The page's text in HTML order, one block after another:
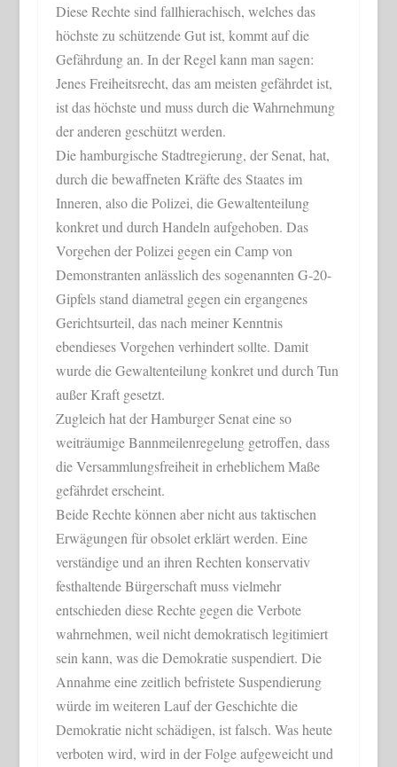
Diese Rechte sind fallhierachisch, welches das
höchste zu schützende Gut ist, kommt auf die
Gefährdung an. In der Regel kann man sagen:
Jenes Freiheitsrecht, das am meisten gefährdet ist,
ist das höchste und muss durch die Wahrnehmung
der anderen geschützt werden.
Die hamburgische Stadtregierung, der Senat, hat,
durch die bewaffneten Kräfte des Staates im
Inneren, also die Polizei, die Gewaltenteilung
konkret und durch Handeln aufgehoben. Das
Vorgehen der Polizei gegen ein Camp von
Demonstranten anlässlich des sogenannten G-20-
Gipfels stand diametral gegen ein ergangenes
Gerichtsurteil, das nach meiner Kenntnis
ebendieses Vorgehen verhindert sollte. Damit
wurde die Gewaltenteilung konkret und durch Tun
außer Kraft gesetzt.
Zugleich hat der Hamburger Senat eine so
weiträumige Bannmeilenregelung getroffen, dass
die Versammlungsfreiheit in erheblichem Maße
gefährdet erscheint.
Beide Rechte können aber nicht aus taktischen
Erwägungen für obsolet erklärt werden. Eine
verständige und an ihren Rechten konservativ
festhaltende Bürgerschaft muss vielmehr
entschieden diese Rechte gegen die Verbote
wahrnehmen, weil nicht demokratisch legitimiert
sein kann, was die Demokratie suspendiert. Die
Annahme eine zeitlich befristete Suspendierung
würde im weiteren Lauf der Geschichte die
Demokratie nicht schädigen, ist falsch. Was heute
verboten wird, wird in der Folge aufgeweicht und